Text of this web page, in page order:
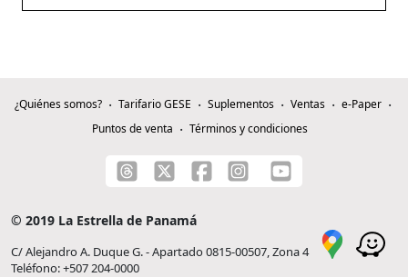
¿Quiénes somos? Tarifario GESE Suplementos Ventas
e-Paper
Puntos de venta
Términos y condiciones
© 2019 La Estrella de Panamá
C/ Alejandro A. Duque G. - Apartado 0815-00507, Zona 4
Teléfono: +507 204-0000